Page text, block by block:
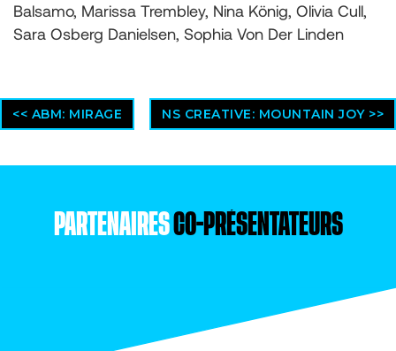
Balsamo, Marissa Trembley, Nina König, Olivia Cull,
Sara Osberg Danielsen, Sophia Von Der Linden
<< ABM: MIRAGE NS CREATIVE: MOUNTAIN JOY >>
PARTENAIRESCO-PRÉSENTATEURS